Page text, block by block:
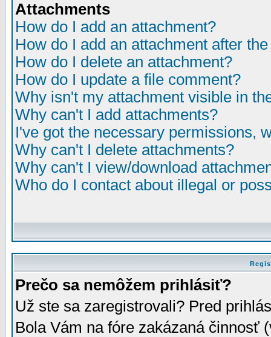
Attachments
How do I add an attachment?
How do I add an attachment after
How do I delete an attachment?
How do I update a file comment?
Why isn't my attachment visible in
Why can't I add attachments?
I've got the necessary permissions,
Why can't I delete attachments?
Why can't I view/download
Who do I contact about illegal or
Prečo sa nemôžem prihlásiť?
Už ste sa zaregistrovali? Pred
Bola Vám na fóre zakázaná činnosť